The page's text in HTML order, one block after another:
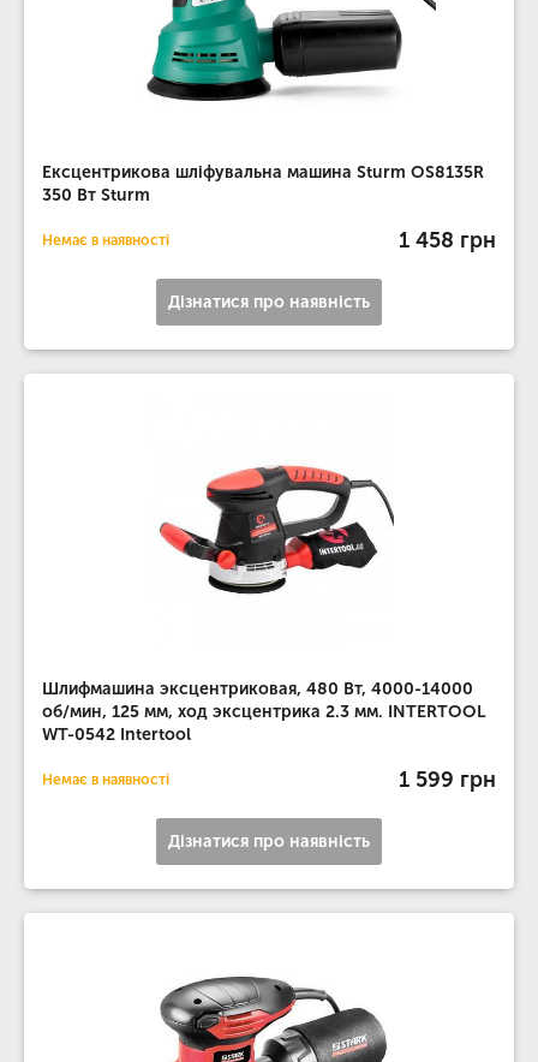
Ексцентрикова шліфувальна машина Sturm OS8135R
350 Вт Sturm
Немає в наявності 1 458 грн
Дізнатися про наявність
Шлифмашина эксцентриковая, 480 Вт, 4000-14000
об/мин, 125 мм, ход эксцентрика 2.3 мм. INTERTOOL
WT-0542 Intertool
Немає в наявності 1 599 грн
Дізнатися про наявність